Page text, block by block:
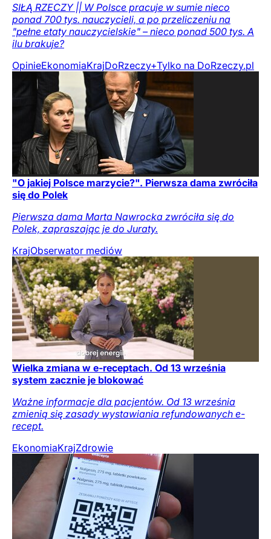
SIŁĄ RZECZY || W Polsce pracuje w sumie nieco
ponad 700 tys. nauczycieli, a po przeliczeniu na
"pełne etaty nauczycielskie" – nieco ponad 500 tys. A
ilu brakuje?
OpinieEkonomiaKrajDoRzeczy+Tylko na DoRzeczy.pl
"O jakiej Polsce marzycie?". Pierwsza dama zwróciła
się do Polek
Pierwsza dama Marta Nawrocka zwróciła się do
Polek, zapraszając je do Juraty.
KrajObserwator mediów
Wielka zmiana w e-receptach. Od 13 września
system zacznie je blokować
Ważne informacje dla pacjentów. Od 13 września
zmienią się zasady wystawiania refundowanych e-
recept.
EkonomiaKrajZdrowie